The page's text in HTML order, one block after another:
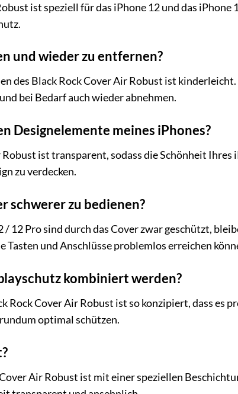
ist speziell für das iPhone 12 und das
und wieder zu entfernen?
des Black Rock Cover Air Robust ist
bei Bedarf auch wieder abnehmen.
Designelemente meines iPhones?
ist transparent, sodass die Schönheit
zu verdecken.
schwerer zu bedienen?
12 Pro sind durch das Cover zwar geschützt,
Tasten und Anschlüsse problemlos erreichen
kombiniert werden?
Rock Cover Air Robust ist so konzipiert, dass es
optimal schützen.
Air Robust ist mit einer speziellen